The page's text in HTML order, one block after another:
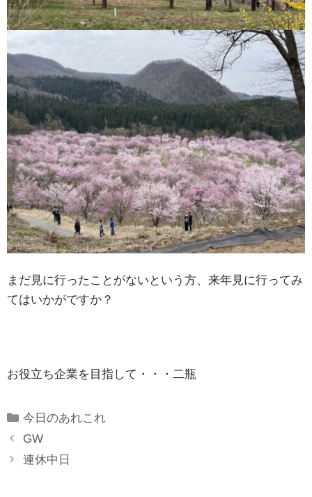
まだ見に行ったことがないという方、来年見に行ってみ
てはいかがですか？
お役立ち企業を目指して・・・二瓶
Categories
今日のあれこれ
GW
連休中日